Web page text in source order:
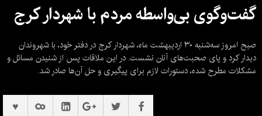
گفت‌وگوی بی‌واسطه مردم با شهردار کرج
صبح امروز سه‌شنبه ۳۰ اردیبهشت ماه، شهردار کرج در دفتر خود، با شهروندان
دیدار کرد و پای صحبت‌های آنان نشست. در این ملاقات پس از شنیدن مسائل و
مشکلات مطرح شده، دستورات لازم برای پیگیری و حل آن‌ها صادر شد.